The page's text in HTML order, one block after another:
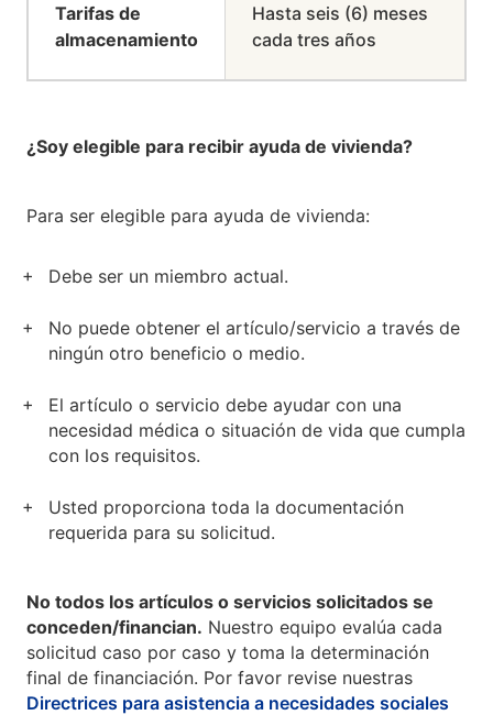
Tarifas de
almacenamiento
Hasta seis (6) meses
cada tres años
¿Soy elegible para recibir ayuda de vivienda?
Para ser elegible para ayuda de vivienda:
Debe ser un miembro actual.
No puede obtener el artículo/servicio a través de
ningún otro beneficio o medio.
El artículo o servicio debe ayudar con una
necesidad médica o situación de vida que cumpla
con los requisitos.
Usted proporciona toda la documentación
requerida para su solicitud.
No todos los artículos o servicios solicitados se
conceden/financian. Nuestro equipo evalúa cada
solicitud caso por caso y toma la determinación
final de financiación. Por favor revise nuestras
Directrices para asistencia a necesidades sociales